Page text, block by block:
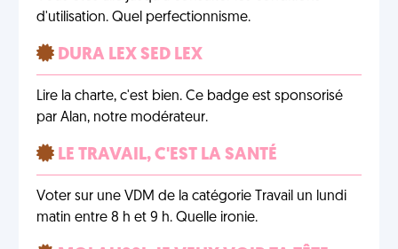
d'utilisation. Quel perfectionnisme.
DURA LEX SED LEX
Lire la charte, c'est bien. Ce badge est sponsorisé
par Alan, notre modérateur.
LE TRAVAIL, C'EST LA SANTÉ
Voter sur une VDM de la catégorie Travail un lundi
matin entre 8 h et 9 h. Quelle ironie.